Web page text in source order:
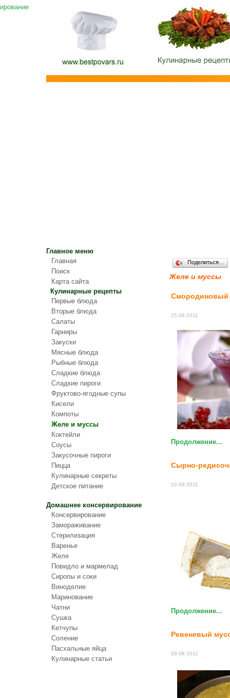
Главное меню
Главная
Поиск
Карта сайта
Кулинарные рецепты
Первые блюда
Вторые блюда
Салаты
Гарниры
Закуски
Мясные блюда
Рыбные блюда
Сладкие блюда
Сладкие пироги
Фруктово-ягодные супы
Кисели
Компоты
Желе и муссы
Коктейли
Соусы
Закусочные пироги
Пицца
Кулинарные секреты
Детское питание
Домашнее консервирование
Консервирование
Замораживание
Стерилизация
Варенье
Желе
Повидло и мармелад
Сиропы и соки
Виноделие
Маринование
Чатни
Сушка
Кетчупы
Соление
Пасхальные яйца
Кулинарные статьи
Поделиться…
Желе и муссы
Смородиновый
15.08.2011
Продолжение...
Сырно-
10.08.2011
Продолжение...
Ревеневый
09.08.2011